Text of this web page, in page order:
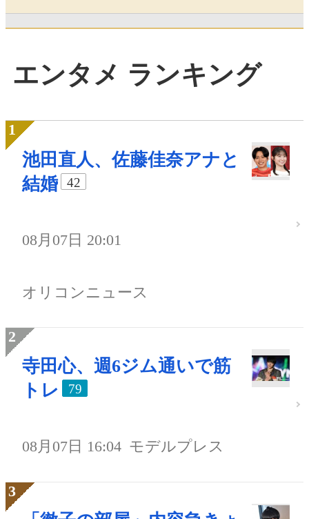
エンタメ ランキング
池田直人、佐藤佳奈アナと
結婚
42
08月07日 20:01
オリコンニュース
寺田心、週6ジム通いで筋
トレ
79
08月07日 16:04 モデルプレス